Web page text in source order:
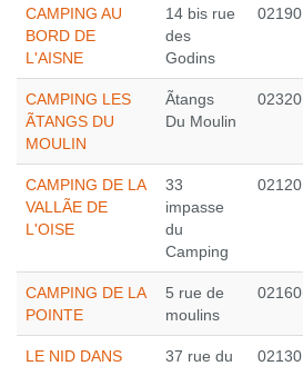
CAMPING AU
BORD DE
L'AISNE
14 bis rue
des
Godins
02190
CAMPING LES
ÃTANGS DU
MOULIN
Ãtangs
Du Moulin
02320
CAMPING DE LA
VALLÃE DE
L'OISE
33
impasse
du
Camping
02120
CAMPING DE LA
POINTE
5 rue de
moulins
02160
LE NID DANS
37 rue du
02130